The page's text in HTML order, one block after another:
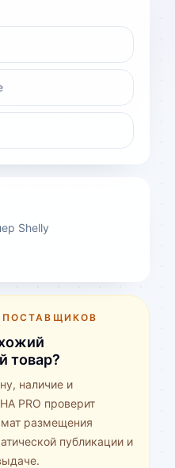
Shelly
товар?
наличие и
PRO проверит
размещения
публикации и